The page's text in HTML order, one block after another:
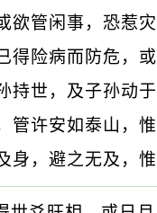
欲管闲事，恐惹
得险病而防危，
持世，及子孙动
管许安如泰山，
身，避之无及，